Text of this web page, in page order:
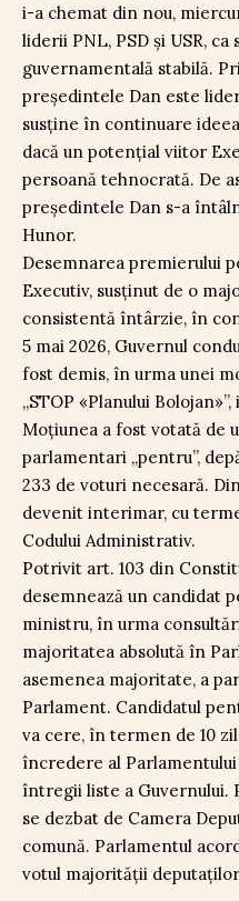
i-a chemat din nou,
liderii PNL, PSD și USR, ca
guvernamentală stabilă.
președintele Dan este
susține în continuare
dacă un potențial viitor
persoană tehnocrată. De
președintele Dan s-a
Hunor.
Desemnarea premierului
Executiv, susținut de o
consistentă întârzie, în
5 mai 2026, Guvernul
fost demis, în urma unei
„STOP «Planului
Moțiunea a fost votată de
parlamentari „pentru”,
233 de voturi necesară.
devenit interimar, cu
Codului Administrativ.
Potrivit art. 103 din
desemnează un candidat
ministru, în urma
majoritatea absolută în
asemenea majoritate, a
Parlament. Candidatul
va cere, în termen de 10
încredere al Parlamentului
întregii liste a Guvernului.
se dezbat de Camera
comună. Parlamentul
votul majorităţii